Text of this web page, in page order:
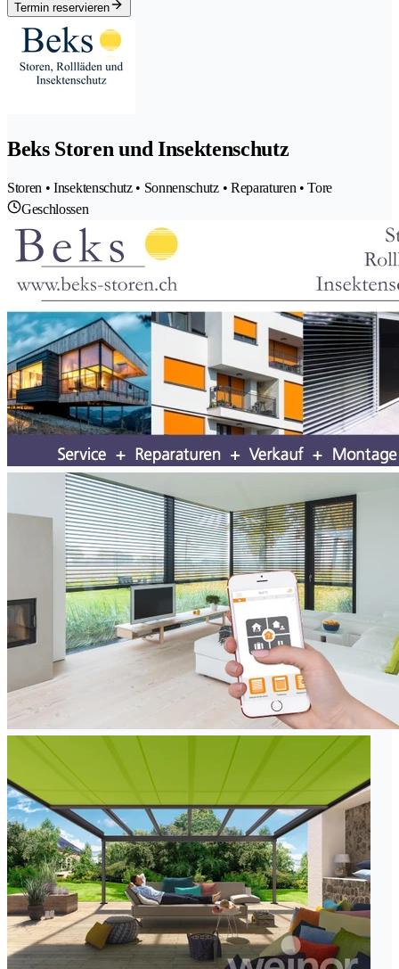
Termin reservieren
Beks Storen und Insektenschutz
Storen • Insektenschutz • Sonnenschutz • Reparaturen • Tore
Geschlossen